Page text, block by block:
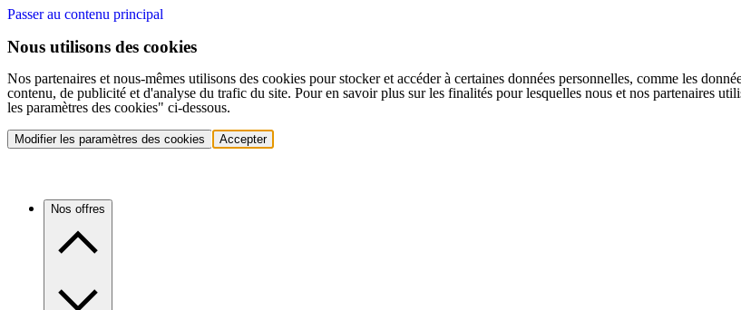
Passer au contenu principal
Nous utilisons des cookies
Nos partenaires et nous-mêmes utilisons des cookies pour stocker et accéder à certaines données personnelles, comme les
contenu, de publicité et d'analyse du trafic du site. Pour en savoir plus sur les finalités pour lesquelles nous et nos partenaires
les paramètres des cookies" ci-dessous.
Modifier les paramètres des cookies Accepter
Nos offres